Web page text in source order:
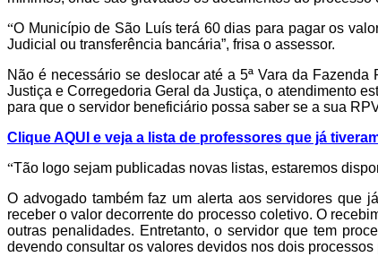
“O Município de São Luís terá 60 dias para pagar os
Judicial ou transferência bancária”, frisa o assessor.
Não é necessário se deslocar até a 5ª Vara da
Justiça e Corregedoria Geral da Justiça, o atendimento
para que o servidor beneficiário possa saber se a sua
Clique AQUI e veja a lista de professores que já
“Tão logo sejam publicadas novas listas, estaremos
O advogado também faz um alerta aos servidores que
receber o valor decorrente do processo coletivo. O
outras penalidades. Entretanto, o servidor que tem
devendo consultar os valores devidos nos dois